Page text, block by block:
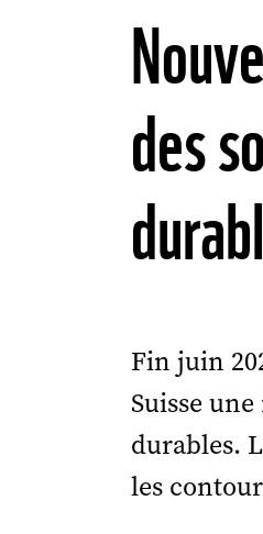
des
Fin juin
Suisse
durables.
les